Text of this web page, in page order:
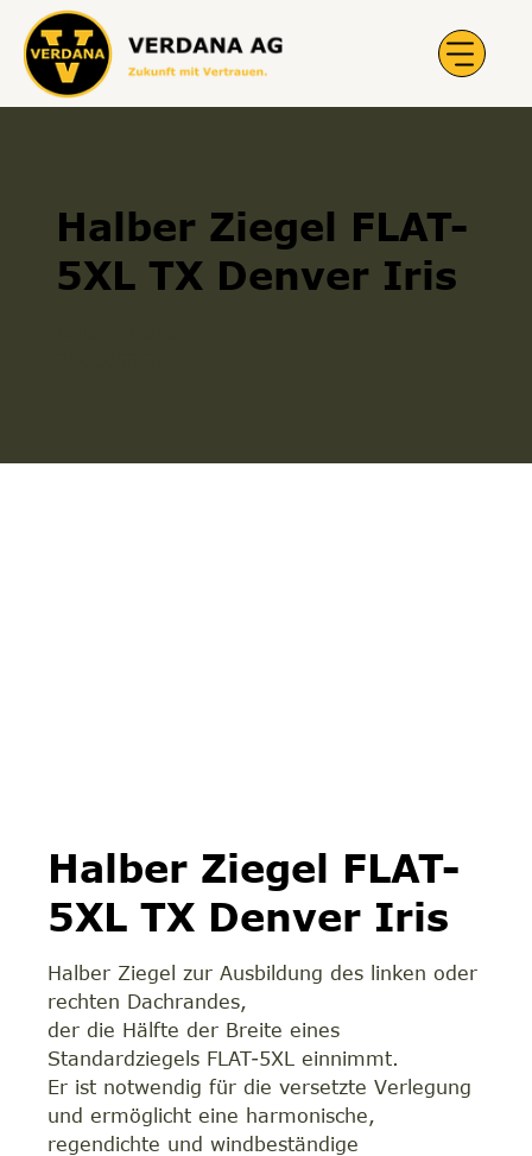
Halber Ziegel FLAT-
5XL TX Denver Iris
Halber Ziegel FLAT-
5XL TX Denver Iris
Halber Ziegel zur Ausbildung des linken oder
rechten Dachrandes,
der die Hälfte der Breite eines
Standardziegels FLAT-5XL einnimmt.
Er ist notwendig für die versetzte Verlegung
und ermöglicht eine harmonische,
regendichte und windbeständige